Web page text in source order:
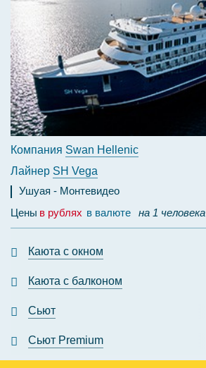
Компания Swan Hellenic
Лайнер SH Vega
Ушуая
Монтевидео
Цены в рублях в валюте на 1 человека
Каюта с окном
Каюта с балконом
Сьют
Сьют Premium